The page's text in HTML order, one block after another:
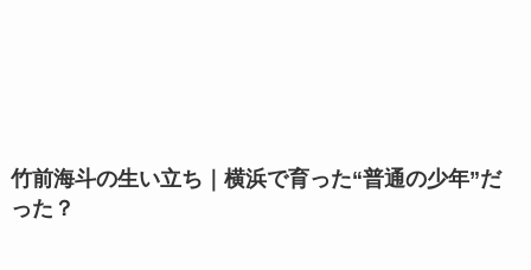
竹前海斗の生い立ち｜横浜で育った“普通の少年”だ
った？